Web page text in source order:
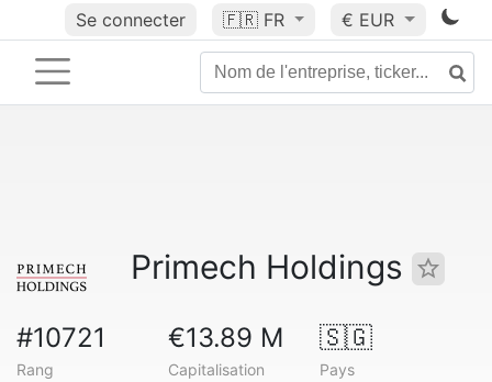
Se connecter 🇫🇷 FR € EUR
Primech Holdings
#10721
Rang
€13.89 M
Capitalisation
🇸🇬
Pays